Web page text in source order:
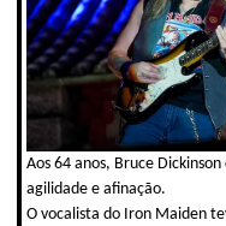
Aos 64 anos, Bruce
agilidade e afinação.
O vocalista do Iron Maiden